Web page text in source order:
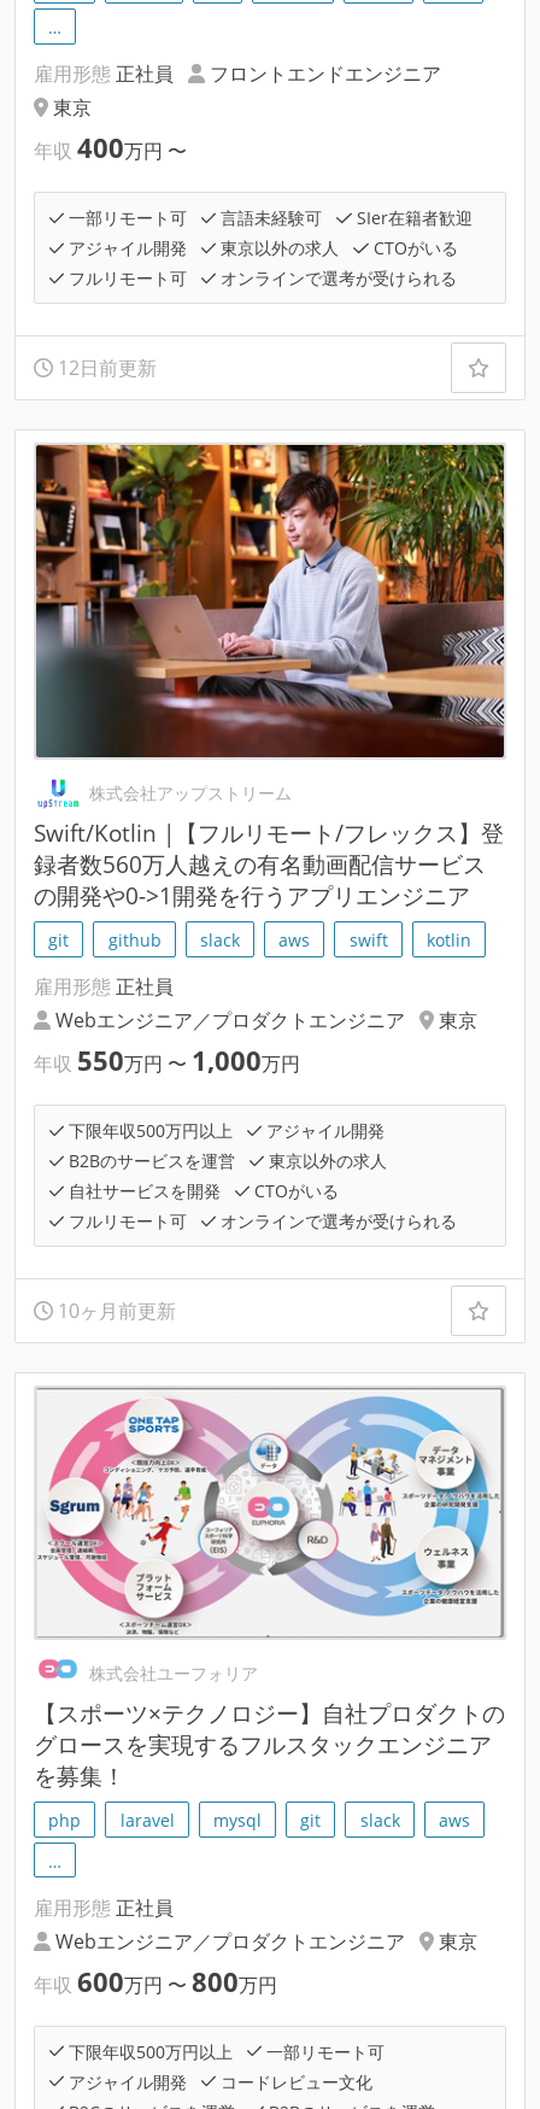
…
雇用形態 正社員
フロントエンドエンジニア
東京
年収 400万円 〜
一部リモート可 言語未経験可
SIer在籍者歓迎
アジャイル開発
東京以外の求人
CTOがいる
フルリモート可
オンラインで選考が受けられる
12日前更新
株式会社アップストリーム
Swift/Kotlin |【フルリモート/フレックス】登
録者数560万人越えの有名動画配信サービス
の開発や0->1開発を行うアプリエンジニア
git github slack aws swift kotlin
雇用形態 正社員
Webエンジニア／プロダクトエンジニア
東京
年収 550万円 〜 1,000万円
下限年収500万円以上
アジャイル開発
B2Bのサービスを運営
東京以外の求人
自社サービスを開発
CTOがいる
フルリモート可
オンラインで選考が受けられる
10ヶ月前更新
株式会社ユーフォリア
【スポーツ×テクノロジー】自社プロダクトの
グロースを実現するフルスタックエンジニア
を募集！
php laravel mysql git slack
aws
…
雇用形態 正社員
Webエンジニア／プロダクトエンジニア
東京
年収 600万円 〜 800万円
下限年収500万円以上
一部リモート可
アジャイル開発
コードレビュー文化